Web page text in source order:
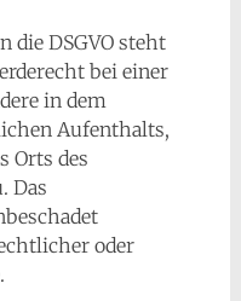
die DSGVO steht
bei einer
in dem
Aufenthalts,
Orts des
Das
oder